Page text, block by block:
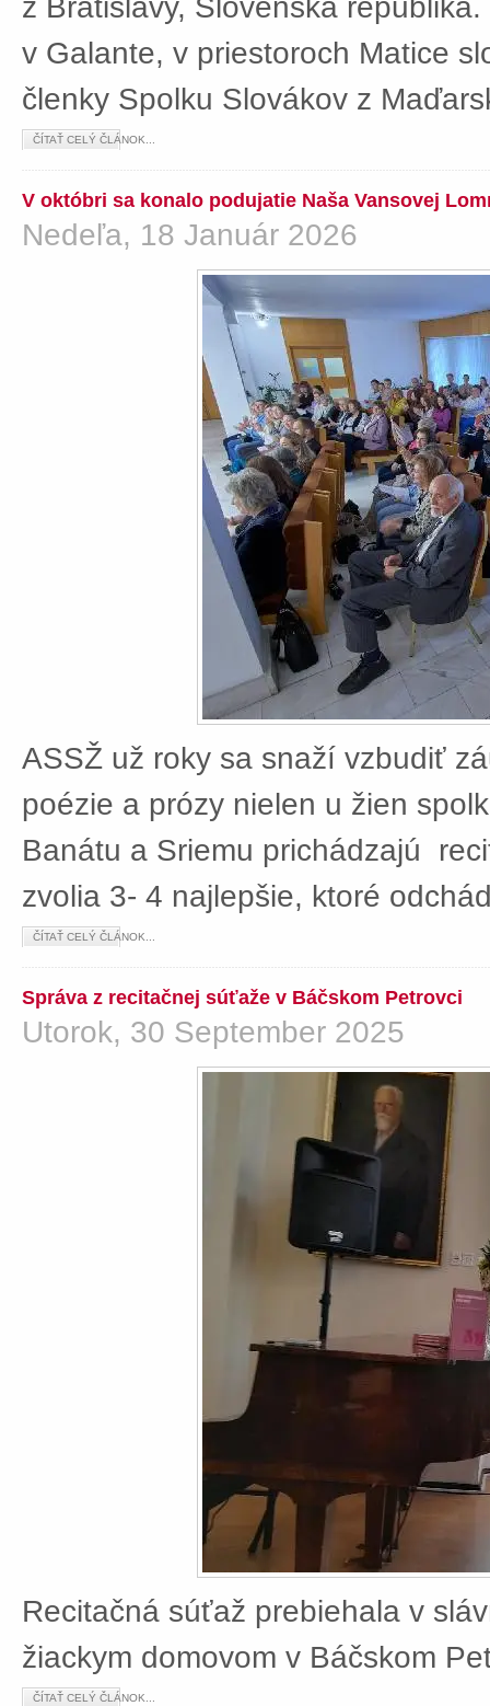
z Bratislavy, Slovenská
v Galante, v priestoroch Matice
členky Spolku Slovákov z
ČÍTAŤ CELÝ ČLÁNOK...
V októbri sa konalo podujatie Naša Vansovej
Nedeľa, 18 Január 2026
ASSŽ už roky sa snaží vzbudiť
poézie a prózy nielen u žien
Banátu a Sriemu prichádzajú
zvolia 3- 4 najlepšie, ktoré
ČÍTAŤ CELÝ ČLÁNOK...
Správa z recitačnej súťaže v Báčskom Petrovci
Utorok, 30 September 2025
Recitačná súťaž prebiehala v
žiackym domovom v Báčskom
ČÍTAŤ CELÝ ČLÁNOK...